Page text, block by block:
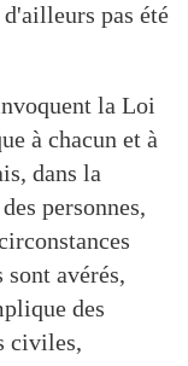
pas été
la Loi
à chacun et à
dans la
personnes,
avérés,
des
civiles,